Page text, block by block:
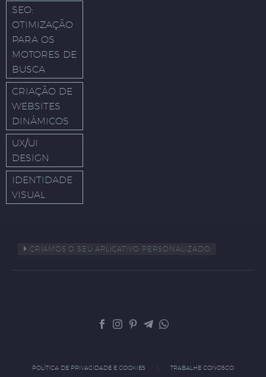
SEO:
OTIMIZAÇÃO
PARA OS
MOTORES DE
BUSCA
CRIAÇÃO DE
WEBSITES
DINÂMICOS
UX/UI
DESIGN
IDENTIDADE
VISUAL
CRIAMOS O SEU APLICATIVO PERSONALIZADO
POLÍTICA DE PRIVACIDADE E COOKIES TRABALHE CONOSCO